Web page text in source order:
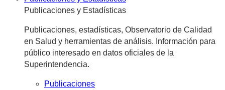
Publicaciones y Estadísticas
Publicaciones, estadísticas, Observatorio de Calidad
en Salud y herramientas de análisis. Información para
público interesado en datos oficiales de la
Superintendencia.
Publicaciones